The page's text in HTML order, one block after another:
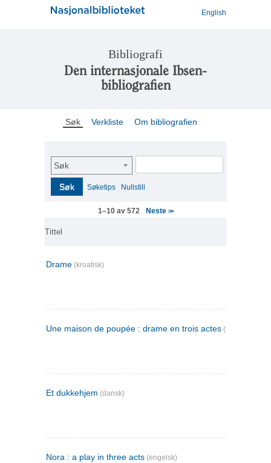
English
Bibliografi
Den internasjonale Ibsen-
bibliografien
Søk Verkliste Om bibliografien
Søk
Søk Søketips Nullstill
1–10 av 572 Neste >>
Tittel
Drame (kroatisk)
Une maison de poupée : drame en trois actes (fransk)
Et dukkehjem (dansk)
Nora : a play in three acts (engelsk)